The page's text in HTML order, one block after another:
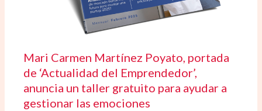
Mari Carmen Martínez Poyato, portada
de ‘Actualidad del Emprendedor’,
anuncia un taller gratuito para ayudar a
gestionar las emociones